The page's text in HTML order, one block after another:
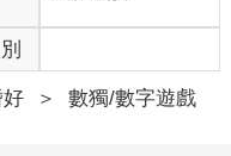
＞ 數獨/數字遊戲